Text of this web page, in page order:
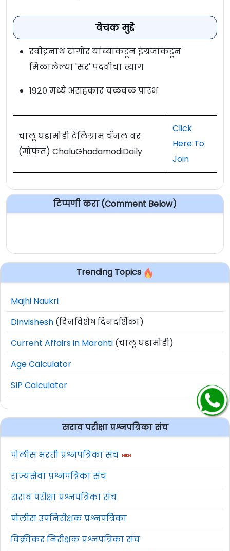
वेचक मुद्दे
रवींद्रनाथ टागोर यांच्याकडून इंग्रजांकडून
मिळालेल्या 'सर' पदवीचा त्याग
१९२० मध्ये असहकार चळवळ प्रारंभ
चालू घडामोडी टेलिग्राम चॅनल वर
(मोफत) ChaluGhadamodiDaily
Click
Here To
Join
टिप्पणी करा (Comment Below)
Trending Topics
Majhi Naukri
Dinvishesh (दिनविशेष दिनदर्शिका)
Current Affairs in Marahti (चालू घडामोडी)
Age Calculator
SIP Calculator
सराव परीक्षा प्रश्नपत्रिका संच
पोलीस भरती प्रश्नपत्रिका संच
राज्यसेवा प्रश्नपत्रिका संच
सराव परीक्षा प्रश्नपत्रिका संच
पोलीस उपनिरीक्षक प्रश्नपत्रिका
विक्रीकर निरीक्षक प्रश्नपत्रिका संच